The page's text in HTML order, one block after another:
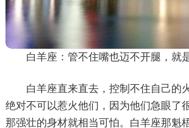
白羊座：管不住嘴也迈不开腿，就
白羊座直来直去，控制不住自己的
绝对不可以惹火他们，因为他们急眼了
那强壮的身材就相当可怕。白羊座那魁